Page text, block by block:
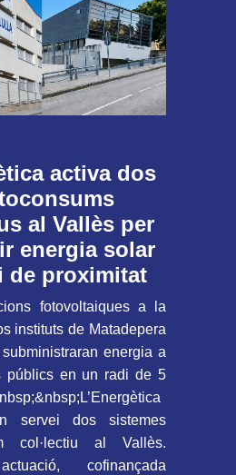
activa dos
al Vallès per
energia solar
de proximitat
fotovoltaiques a la
instituts de Matadepera
energia a
públics en un radi de 5
servei dos sistemes
col·lectiu al Vallès.
cofinançada